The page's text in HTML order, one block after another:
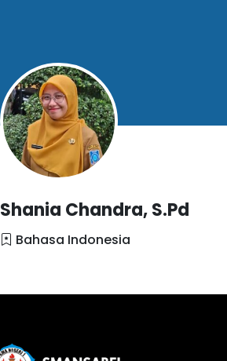
Shania Chandra, S.Pd
Bahasa Indonesia